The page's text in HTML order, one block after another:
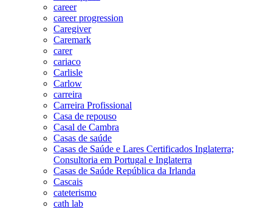
career
career progression
Caregiver
Caremark
carer
cariaco
Carlisle
Carlow
carreira
Carreira Profissional
Casa de repouso
Casal de Cambra
Casas de saúde
Casas de Saúde e Lares Certificados Inglaterra;
Consultoria em Portugal e Inglaterra
Casas de Saúde República da Irlanda
Cascais
cateterismo
cath lab